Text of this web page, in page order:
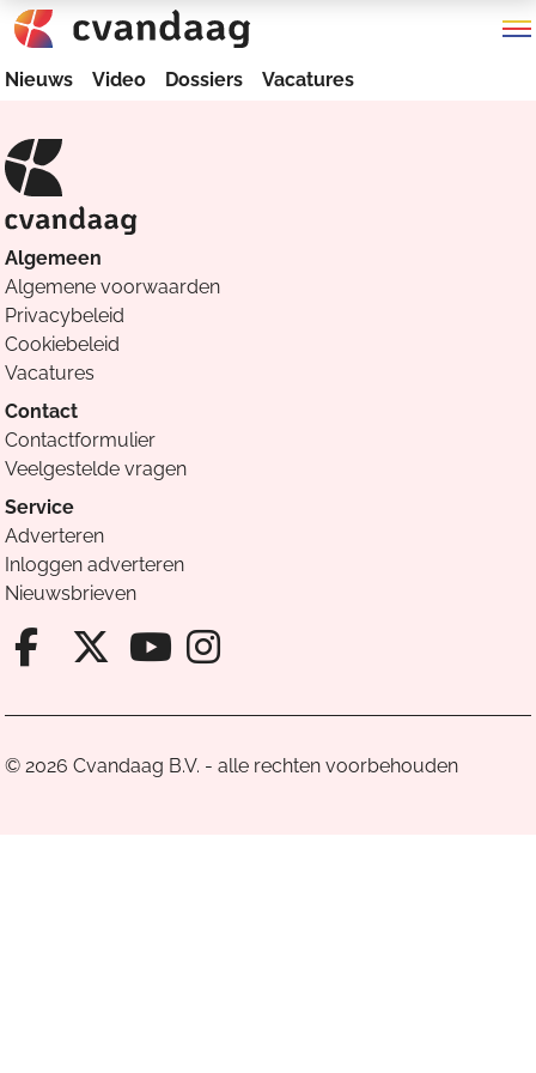
Nieuws Video Dossiers Vacatures
Algemeen
Algemene voorwaarden
Privacybeleid
Cookiebeleid
Vacatures
Contact
Contactformulier
Veelgestelde vragen
Service
Adverteren
Inloggen adverteren
Nieuwsbrieven
Facebook van Cvandaag
X van Cvandaag
Instagram van
© 2026 Cvandaag B.V. - alle rechten voorbehouden